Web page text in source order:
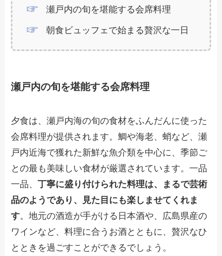
瀬戸内の旬を堪能する会席料理
朝食ビュッフェで始まる贅沢な一日
瀬戸内の旬を堪能する会席料理
夕食は、瀬戸内海の旬の食材をふんだんに使った
会席料理が提供されます。鯛や海老、蛸など、瀬
戸内近海で獲れた新鮮な魚介類を中心に、季節ご
との最も美味しい食材が厳選されています。一品
一品、丁寧に盛り付けられた料理は、まるで芸術
品のようであり、見た目にも楽しませてくれま
す。地元の酒造が手がける日本酒や、広島県産の
ワインなど、料理に合うお酒とともに、贅沢なひ
とときを過ごすことができるでしょう。